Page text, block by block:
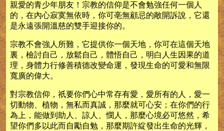
親愛的青少年朋友！宗教的信仰是不會勉強任何一個人
的，在內心寂寞無依時，你可亳無顧忌的敞開訴說，它還
是永遠張開溫慈的雙手迎接你的。
宗教不會強人所難，它提供你一個天地，你可在這個天地
裏，檢討自己，放鬆自己，體悟自己，明白人生因果的道
理，身體力行修善積德改變命運，發現生命的可愛和無限
寬廣的偉大。
對宗教信仰，祇要你們心中常存有愛，愛所有的人，愛一
切動物、植物，無私而真誠，那麼就可心安；在你們的行
為上，能做到助人、諒人、憫人，那麼心境必可悠然，希
望你們多以此而自勵自勉，那麼期許綻發出生命的光輝，